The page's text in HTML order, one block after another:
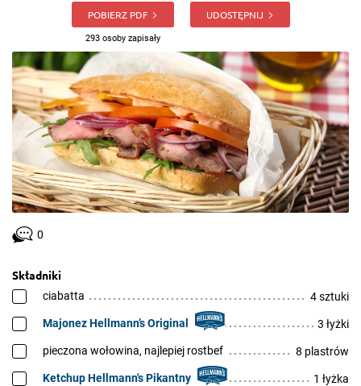
POBIERZ PDF
293 osoby zapisały
UDOSTĘPNIJ
0
Składniki
ciabatta 4 sztuki
Majonez Hellmann’s Original 3 łyżki
pieczona wołowina, najlepiej rostbef 8 plastrów
Ketchup Hellmann's Pikantny 1 łyżka